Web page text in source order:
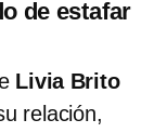
de estafar
Livia Brito
relación,